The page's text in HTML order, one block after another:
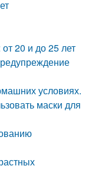
20 и до 25 лет
условиях.
маски для